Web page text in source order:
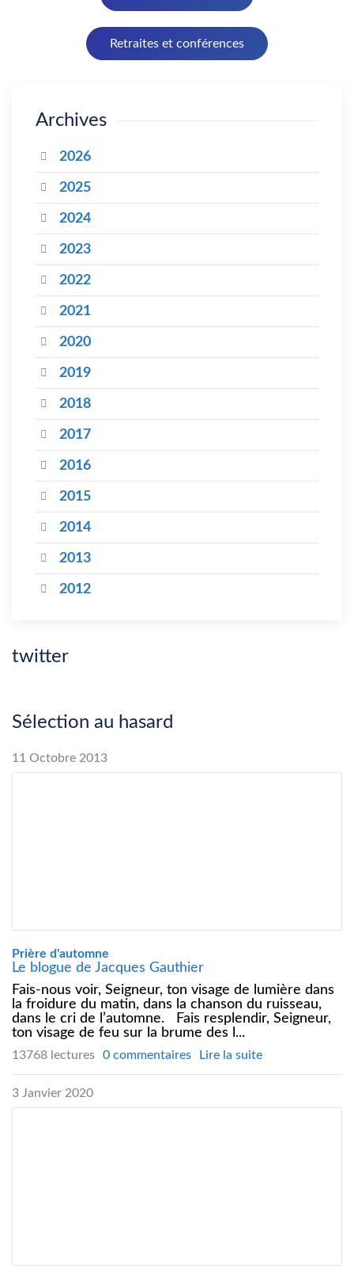
Retraites et conférences
Archives
2026
2025
2024
2023
2022
2021
2020
2019
2018
2017
2016
2015
2014
2013
2012
twitter
Sélection au hasard
11 Octobre 2013
Prière d'automne
Le blogue de Jacques Gauthier
Fais-nous voir, Seigneur, ton visage de lumière dans
la froidure du matin, dans la chanson du ruisseau,
dans le cri de l’automne. Fais resplendir, Seigneur,
ton visage de feu sur la brume des l...
13768 lectures 0 commentaires Lire la suite
3 Janvier 2020